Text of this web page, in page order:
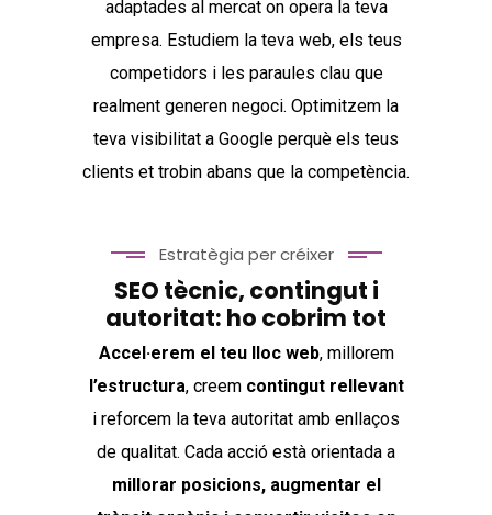
adaptades al mercat on opera la teva
empresa. Estudiem la teva web, els teus
competidors i les paraules clau que
realment generen negoci. Optimitzem la
teva visibilitat a Google perquè els teus
clients et trobin abans que la competència.
Estratègia per créixer
SEO tècnic, contingut i
autoritat: ho cobrim tot
Accel·erem el teu lloc web, millorem
l’estructura, creem contingut rellevant
i reforcem la teva autoritat amb enllaços
de qualitat. Cada acció està orientada a
millorar posicions, augmentar el